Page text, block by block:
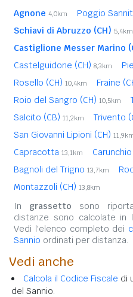
Agnone 4,0km Poggio
Schiavi di Abruzzo (CH) 5,4km
Castiglione Messer Marino
Castelguidone (CH) 8,3km
Rosello (CH) 10,4km Fraine
Roio del Sangro (CH) 10,5km
Salcito (CB) 11,2km Trivento
San Giovanni Lipioni (CH)
Capracotta 13,1km Carunchio
Bagnoli del Trigno 13,7km
Montazzoli (CH) 13,8km
In grassetto sono
distanze sono calcolate in
Vedi l'elenco completo dei
Sannio ordinati per distanza.
Vedi anche
Calcola il Codice Fiscale di
del Sannio.